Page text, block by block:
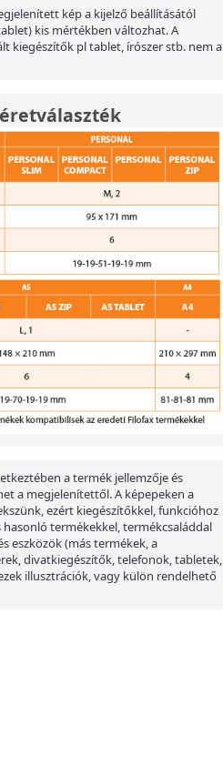
kép a kijelző beállításától
kis mértékben változhat. A
kiegészítők pl tablet, írószer stb. nem a
a termék jellemzője és
a megjelenítettől. A képepeken a
ezért kiegészítőkkel, funkcióhoz
termékekkel, termékcsaláddal
eszközök (más termékek, a
divatkiegészítők, telefonok, tabletek,
illusztrációk, vagy külön rendelhető